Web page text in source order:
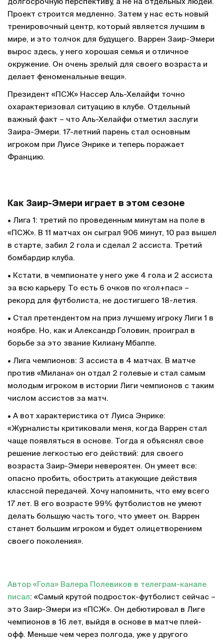
долгосрочную перспективу, а не на отдельных людей.
Проект строится медленно. Затем у нас есть новый
тренировочный центр, который является лучшим в
мире, и это толчок для будущего. Варрен Заир-Эмери
вырос здесь, у него хорошая семья и отличное
окружение. Он очень зрелый для своего возраста и
делает феноменальные вещи».
Президент «ПСЖ» Нассер Аль-Хелайфи точно
охарактеризовал ситуацию в клубе. Отдельный
важный факт – что Аль-Хелайфи отметил заслуги
Заира-Эмери. 17-летний парень стал основным
игроком при Луисе Энрике и теперь поражает
Францию.
Как Заир-Эмери играет в этом сезоне
• Лига 1: третий по проведенным минутам на поле в
«ПСЖ». В 11 матчах он сыграл 906 минут, 10 раз вышел
в старте, забил 2 гола и сделал 2 ассиста. Третий
бомбардир клуба.
• Кстати, в чемпионате у него уже 4 гола и 2 ассиста
за всю карьеру. То есть 6 очков по «гол+пас» –
рекорд для футболиста, не достигшего 18-летия.
• Стал претендентом на приз лучшему игроку Лиги 1 в
ноябре. Но, как и Александр Головин, проиграл в
борьбе за это звание Килиану Мбаппе.
• Лига чемпионов: 3 ассиста в 4 матчах. В матче
против «Милана» он отдал 2 голевые и стал самым
молодым игроком в истории Лиги чемпионов с таким
числом ассистов за матч.
• А вот характеристика от Луиса Энрике:
«Журналисты критиковали меня, когда Варрен стал
чаще появляться в основе. Тогда я объяснял свое
решение легкостью его действий: для своего
возраста Заир-Эмери невероятен. Он умеет все:
опасно пробить, обострить атакующие действия
классной передачей. Хочу напомнить, что ему всего
17 лет. В его возрасте 99% футболистов не умеют
делать большую часть того, что умеет он. Варрен
станет большим игроком и будет олицетворением
своего поколения».
Автор «Гола» Валера Полевиков в телеграм-канале
писал: «Самый крутой подросток-футболист сейчас –
это Заир-Эмери из «ПСЖ». Он дебютировал в Лиге
чемпионов в 16 лет, выйдя в основе в матче плей-
офф. Меньше чем через полгода, уже у другого